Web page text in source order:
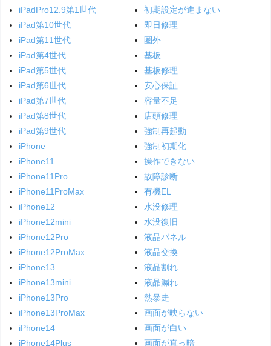
iPadPro12.9第1世代
iPad第10世代
iPad第11世代
iPad第4世代
iPad第5世代
iPad第6世代
iPad第7世代
iPad第8世代
iPad第9世代
iPhone
iPhone11
iPhone11Pro
iPhone11ProMax
iPhone12
iPhone12mini
iPhone12Pro
iPhone12ProMax
iPhone13
iPhone13mini
iPhone13Pro
iPhone13ProMax
iPhone14
iPhone14Plus
初期設定が進まない
即日修理
圏外
基板
基板修理
安心保証
容量不足
店頭修理
強制再起動
強制初期化
操作できない
故障診断
有機EL
水没修理
水没復旧
液晶パネル
液晶交換
液晶割れ
液晶漏れ
熱暴走
画面が映らない
画面が白い
画面が真っ暗